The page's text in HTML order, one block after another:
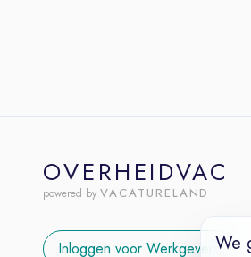
OVERHEIDVAC
powered by VACATURELAND
Inloggen voor WerkgeversWe